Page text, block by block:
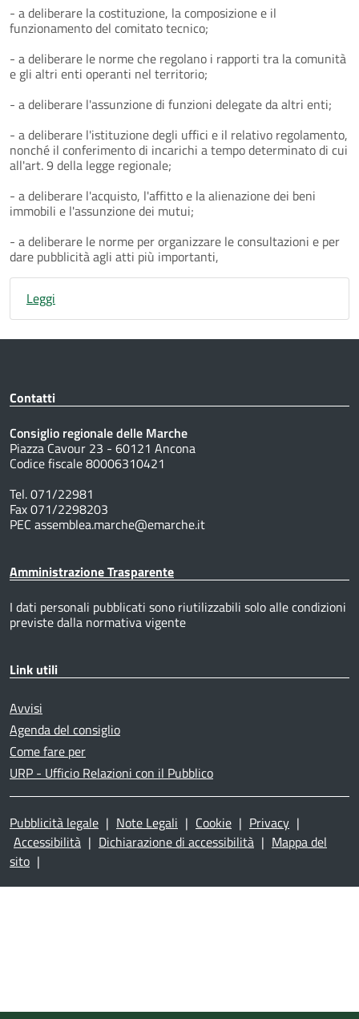
- a deliberare la costituzione, la composizione e il
funzionamento del comitato tecnico;
- a deliberare le norme che regolano i rapporti tra la comunità
e gli altri enti operanti nel territorio;
- a deliberare l'assunzione di funzioni delegate da altri enti;
- a deliberare l'istituzione degli uffici e il relativo regolamento,
nonché il conferimento di incarichi a tempo determinato di cui
all'art. 9 della legge regionale;
- a deliberare l'acquisto, l'affitto e la alienazione dei beni
immobili e l'assunzione dei mutui;
- a deliberare le norme per organizzare le consultazioni e per
dare pubblicità agli atti più importanti,
Leggi
Contatti
Consiglio regionale delle Marche
Piazza Cavour 23 - 60121 Ancona
Codice fiscale 80006310421
Tel. 071/22981
Fax 071/2298203
PEC assemblea.marche@emarche.it
Amministrazione Trasparente
I dati personali pubblicati sono riutilizzabili solo alle condizioni
previste dalla normativa vigente
Link utili
Avvisi
Agenda del consiglio
Come fare per
URP - Ufficio Relazioni con il Pubblico
Pubblicità legale | Note Legali | Cookie | Privacy |
Accessibilità | Dichiarazione di accessibilità | Mappa del
sito |